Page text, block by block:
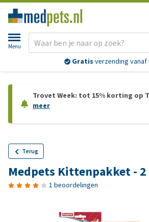
Menu
Gratis verzending vanaf
Trovet Week: tot 15% korting op
meer
Terug
Medpets Kittenpakket -
1 beoordelingen